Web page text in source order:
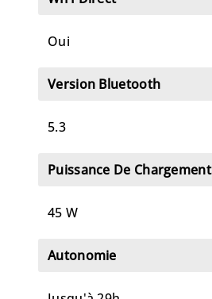
Oui
Version Bluetooth
5.3
Puissance De Chargement
45 W
Autonomie